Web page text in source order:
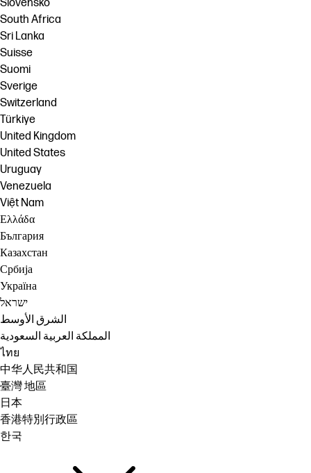
Slovensko
South Africa
Sri Lanka
Suisse
Suomi
Sverige
Switzerland
Türkiye
United Kingdom
United States
Uruguay
Venezuela
Việt Nam
Ελλάδα
България
Казахстан
Србија
Україна
ישראל
الشرق الأوسط
المملكة العربية السعودية
ไทย
中华人民共和国
臺灣 地區
日本
香港特別行政區
한국